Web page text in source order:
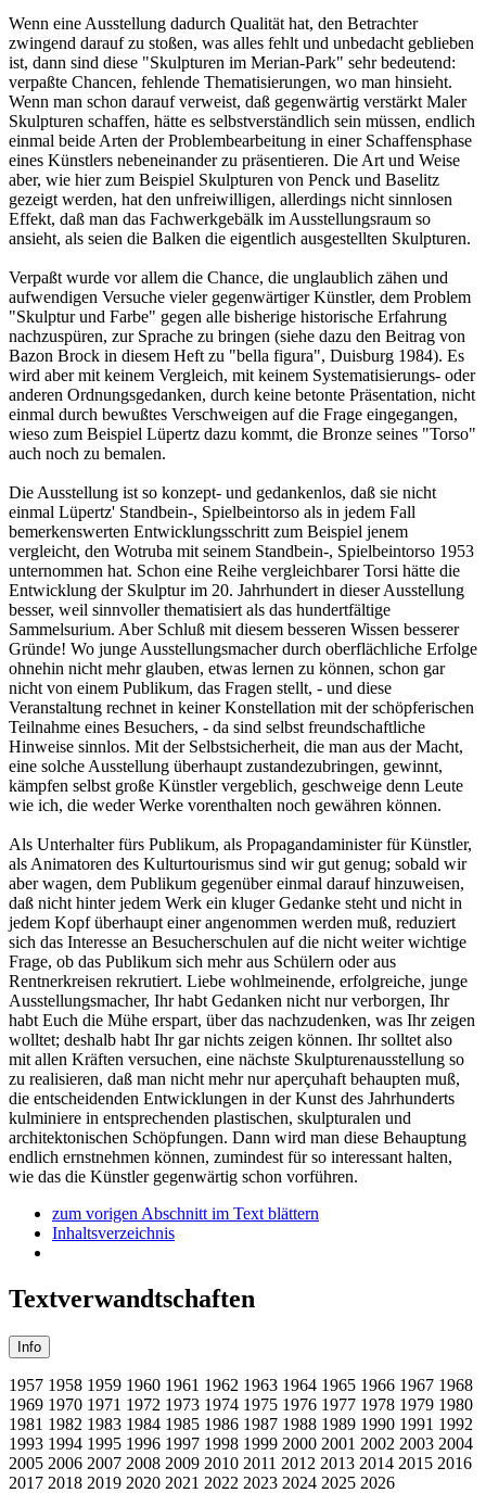
Wenn eine Ausstellung dadurch Qualität hat, den Betrachter
zwingend darauf zu stoßen, was alles fehlt und unbedacht geblieben
ist, dann sind diese "Skulpturen im Merian-Park" sehr bedeutend:
verpaßte Chancen, fehlende Thematisierungen, wo man hinsieht.
Wenn man schon darauf verweist, daß gegenwärtig verstärkt Maler
Skulpturen schaffen, hätte es selbstverständlich sein müssen, endlich
einmal beide Arten der Problembearbeitung in einer Schaffensphase
eines Künstlers nebeneinander zu präsentieren. Die Art und Weise
aber, wie hier zum Beispiel Skulpturen von Penck und Baselitz
gezeigt werden, hat den unfreiwilligen, allerdings nicht sinnlosen
Effekt, daß man das Fachwerkgebälk im Ausstellungsraum so
ansieht, als seien die Balken die eigentlich ausgestellten Skulpturen.
Verpaßt wurde vor allem die Chance, die unglaublich zähen und
aufwendigen Versuche vieler gegenwärtiger Künstler, dem Problem
"Skulptur und Farbe" gegen alle bisherige historische Erfahrung
nachzuspüren, zur Sprache zu bringen (siehe dazu den Beitrag von
Bazon Brock in diesem Heft zu "bella figura", Duisburg 1984). Es
wird aber mit keinem Vergleich, mit keinem Systematisierungs- oder
anderen Ordnungsgedanken, durch keine betonte Präsentation, nicht
einmal durch bewußtes Verschweigen auf die Frage eingegangen,
wieso zum Beispiel Lüpertz dazu kommt, die Bronze seines "Torso"
auch noch zu bemalen.
Die Ausstellung ist so konzept- und gedankenlos, daß sie nicht
einmal Lüpertz' Standbein-, Spielbeintorso als in jedem Fall
bemerkenswerten Entwicklungsschritt zum Beispiel jenem
vergleicht, den Wotruba mit seinem Standbein-, Spielbeintorso 1953
unternommen hat. Schon eine Reihe vergleichbarer Torsi hätte die
Entwicklung der Skulptur im 20. Jahrhundert in dieser Ausstellung
besser, weil sinnvoller thematisiert als das hundertfältige
Sammelsurium. Aber Schluß mit diesem besseren Wissen besserer
Gründe! Wo junge Ausstellungsmacher durch oberflächliche Erfolge
ohnehin nicht mehr glauben, etwas lernen zu können, schon gar
nicht von einem Publikum, das Fragen stellt, - und diese
Veranstaltung rechnet in keiner Konstellation mit der schöpferischen
Teilnahme eines Besuchers, - da sind selbst freundschaftliche
Hinweise sinnlos. Mit der Selbstsicherheit, die man aus der Macht,
eine solche Ausstellung überhaupt zustandezubringen, gewinnt,
kämpfen selbst große Künstler vergeblich, geschweige denn Leute
wie ich, die weder Werke vorenthalten noch gewähren können.
Als Unterhalter fürs Publikum, als Propagandaminister für Künstler,
als Animatoren des Kulturtourismus sind wir gut genug; sobald wir
aber wagen, dem Publikum gegenüber einmal darauf hinzuweisen,
daß nicht hinter jedem Werk ein kluger Gedanke steht und nicht in
jedem Kopf überhaupt einer angenommen werden muß, reduziert
sich das Interesse an Besucherschulen auf die nicht weiter wichtige
Frage, ob das Publikum sich mehr aus Schülern oder aus
Rentnerkreisen rekrutiert. Liebe wohlmeinende, erfolgreiche, junge
Ausstellungsmacher, Ihr habt Gedanken nicht nur verborgen, Ihr
habt Euch die Mühe erspart, über das nachzudenken, was Ihr zeigen
wolltet; deshalb habt Ihr gar nichts zeigen können. Ihr solltet also
mit allen Kräften versuchen, eine nächste Skulpturenausstellung so
zu realisieren, daß man nicht mehr nur aperçuhaft behaupten muß,
die entscheidenden Entwicklungen in der Kunst des Jahrhunderts
kulminiere in entsprechenden plastischen, skulpturalen und
architektonischen Schöpfungen. Dann wird man diese Behauptung
endlich ernstnehmen können, zumindest für so interessant halten,
wie das die Künstler gegenwärtig schon vorführen.
zum vorigen Abschnitt im Text blättern
Inhaltsverzeichnis
Textverwandtschaften
Info
1957 1958 1959 1960 1961 1962 1963 1964 1965 1966 1967 1968
1969 1970 1971 1972 1973 1974 1975 1976 1977 1978 1979 1980
1981 1982 1983 1984 1985 1986 1987 1988 1989 1990 1991 1992
1993 1994 1995 1996 1997 1998 1999 2000 2001 2002 2003 2004
2005 2006 2007 2008 2009 2010 2011 2012 2013 2014 2015 2016
2017 2018 2019 2020 2021 2022 2023 2024 2025 2026